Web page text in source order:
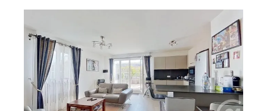
77,54 m
, 3 pièces
Ref : 1081
Appartement F3 à vendre
578 000 €